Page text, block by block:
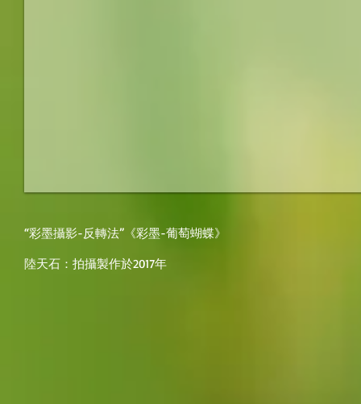
“彩墨攝影-反轉法”《彩墨-葡萄蝴蝶》
陸天石：拍攝製作於2017年